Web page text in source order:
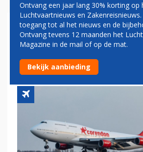
BIJ VERHUIZING
BOEING 747
Ontvang een jaar lang 30% korting op
Luchtvaartnieuws en
toegang tot al het nieuws en de
Ontvang tevens 12 maanden het
Magazine in de mail of op de mat.
Bekijk aanbieding